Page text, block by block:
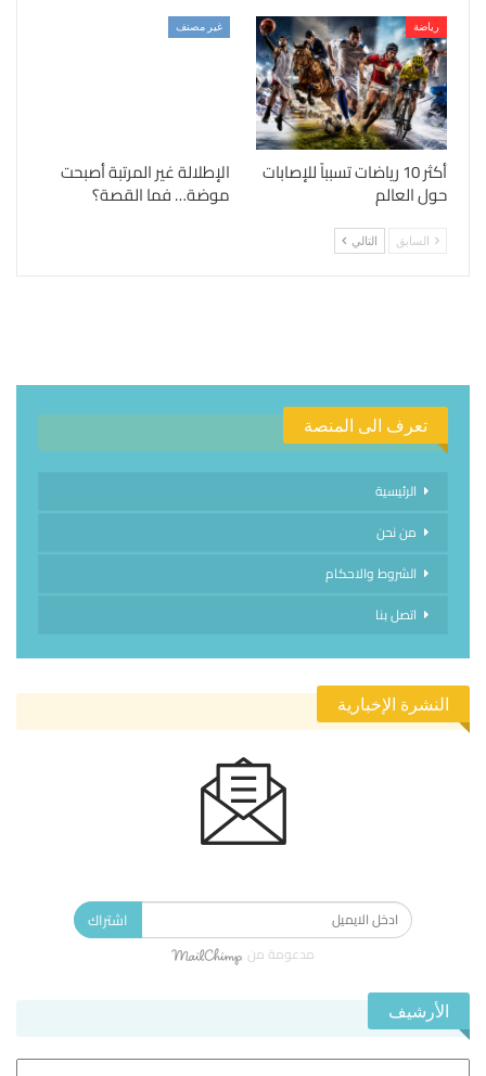
رياضة
أكثر 10 رياضات تسبباً للإصابات
حول العالم
غير مصنف
الإطلالة غير المرتبة أصبحت
موضة… فما القصة؟
السابق التالي
تعرف الى المنصة
الرئيسية
من نحن
الشروط والاحكام
اتصل بنا
النشرة الإخبارية
اشتراك
مدعومة من
الأرشيف